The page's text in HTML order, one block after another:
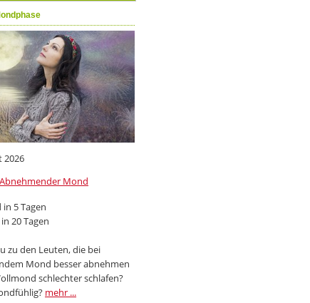
2026
Abnehmender Mond
5 Tagen
20 Tagen
zu den Leuten, die bei
Mond besser abnehmen
schlechter schlafen?
mehr ...